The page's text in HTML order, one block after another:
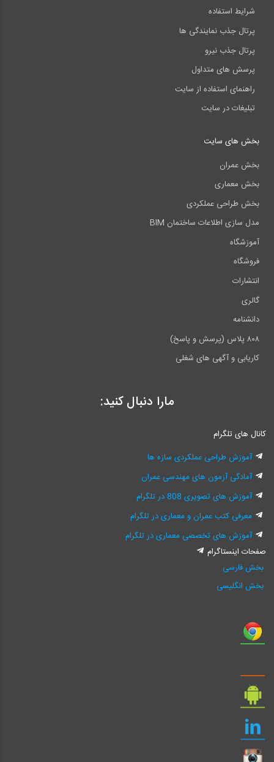
شرایط استفاده
پرتال جذب نمایندگی ها
پرتال جذب نیرو
پرسش های متداول
راهنمای استفاده از سایت
تبلیغات در سایت
بخش های سایت
بخش عمران
بخش معماری
بخش طراحی عملکردی
مدل سازی اطلاعات ساختمان BIM
آموزشگاه
فروشگاه
انتشارات
گالری
دانشنامه
۸۰۸ پلاس (پرسش و پاسخ)
کاریابی و آگهی های شغلی
مارا دنبال کنید:
کانال های تلگرام
آموزش طراحی عملکردی سازه ها
آمادگی آزمون های مهندسی عمران
آموزش های تصویری 808 در تلگرام
معرفی کتب عمران و معماری در تلگرام
آموزش های تخصصی معماری در تلگرام
صفحات اینستاگرام
بخش فارسی
بخش انگلیسی